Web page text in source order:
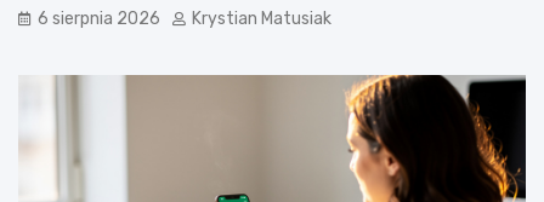
6 sierpnia 2026 Krystian Matusiak